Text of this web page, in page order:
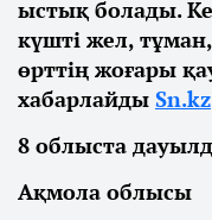
ыстық болады.
күшті жел,
өрттің жоғары
хабарлайды Sn.kz
8 облыста
Ақмола облысы